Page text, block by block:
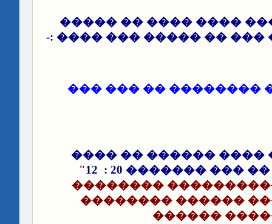
��� ����� ����� ����
��� ���� ���� ��� ��
�- ���� ������
���� ������� ����
��� ������� 20 :
12
"
������
������� ������
��������